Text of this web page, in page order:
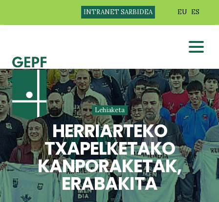
INTRANET SARBIDEA EU ES
Lehiaketa
HERRIARTEKO
TXAPELKETAKO
KANPORAKETAK,
ERABAKITA